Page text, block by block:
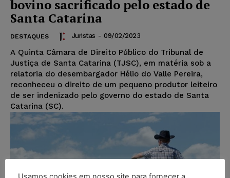
bovino sacrificado pelo estado de
Santa Catarina
DESTAQUES Juristas - 09/02/2023
A Quinta Câmara de Direito Público do Tribunal de
Justiça de Santa Catarina (TJSC), em matéria sob a
relatoria do desembargador Hélio do Valle Pereira,
reconheceu o direito de um pequeno produtor leiteiro
de ser indenizado pelo governo do estado de Santa
Catarina (SC).